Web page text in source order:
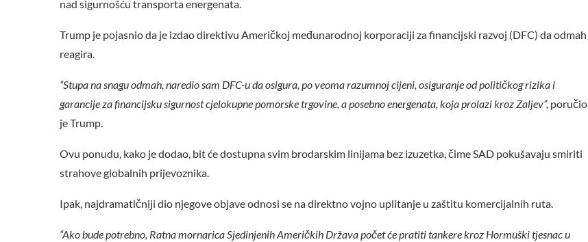
nad sigurnošću transporta energenata.
Trump je pojasnio da je izdao direktivu Američkoj međunarodnoj korporaciji za financijski razvoj (DFC) da odmah
reagira.
“Stupa na snagu odmah, naredio sam DFC-u da osigura, po veoma razumnoj cijeni, osiguranje od političkog rizika i
garancije za financijsku sigurnost cjelokupne pomorske trgovine, a posebno energenata, koja prolazi kroz Zaljev”, poručio
je Trump.
Ovu ponudu, kako je dodao, bit će dostupna svim brodarskim linijama bez izuzetka, čime SAD pokušavaju smiriti
strahove globalnih prijevoznika.
Ipak, najdramatičniji dio njegove objave odnosi se na direktno vojno uplitanje u zaštitu komercijalnih ruta.
“Ako bude potrebno, Ratna mornarica Sjedinjenih Američkih Država počet će pratiti tankere kroz Hormuški tjesnac u